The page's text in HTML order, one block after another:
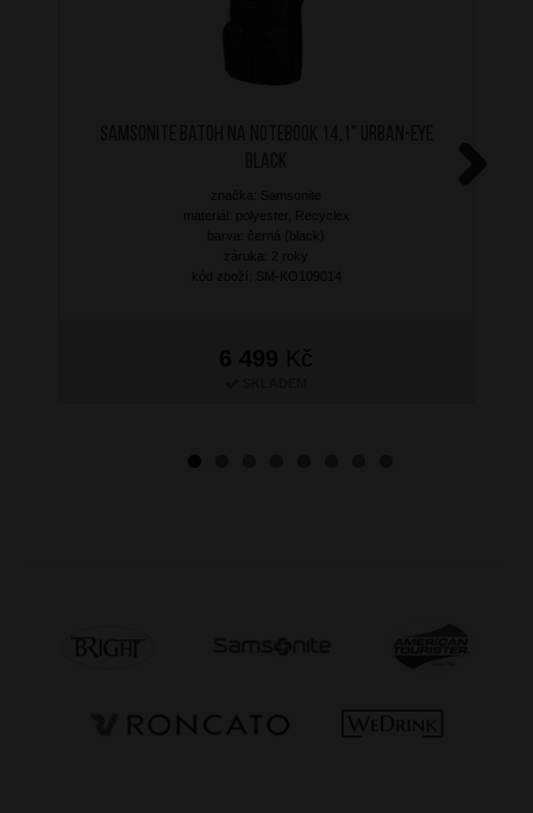
značka: Samsonite
materiál: polyester, Recyclex
barva: černá (black)
záruka: 2 roky
kód zboží: SM-KO109014